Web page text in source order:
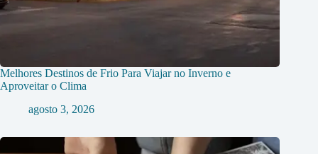
Melhores Destinos de Frio Para Viajar no Inverno e
Aproveitar o Clima
agosto 3, 2026